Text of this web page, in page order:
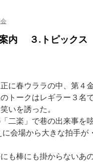
内 ３.トピックス
に春ウララの中、第４
トークはレギラー３名
いを誘った。
二楽」で巷の出来事を
会場から大きな拍手
も棒にも掛からないあ